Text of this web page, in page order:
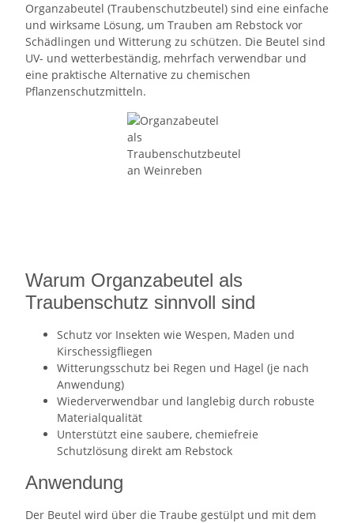
Organzabeutel (Traubenschutzbeutel) sind eine einfache
und wirksame Lösung, um Trauben am Rebstock vor
Schädlingen und Witterung zu schützen. Die Beutel sind
UV- und wetterbeständig, mehrfach verwendbar und
eine praktische Alternative zu chemischen
Pflanzenschutzmitteln.
Warum Organzabeutel als
Traubenschutz sinnvoll sind
Schutz vor Insekten wie Wespen, Maden und
Kirschessigfliegen
Witterungsschutz bei Regen und Hagel (je nach
Anwendung)
Wiederverwendbar und langlebig durch robuste
Materialqualität
Unterstützt eine saubere, chemiefreie
Schutzlösung direkt am Rebstock
Anwendung
Der Beutel wird über die Traube gestülpt und mit dem